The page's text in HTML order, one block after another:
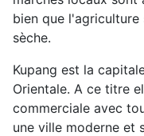
bien que
sèche.
Kupang est la
Orientale. A ce titre
commerciale avec
une ville moderne et